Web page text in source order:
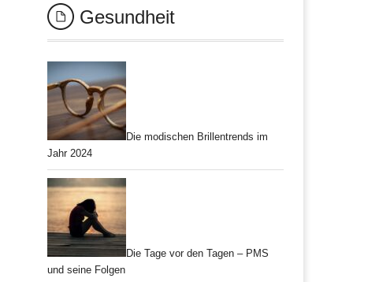
Gesundheit
Die modischen Brillentrends im
Jahr 2024
Die Tage vor den Tagen – PMS
und seine Folgen